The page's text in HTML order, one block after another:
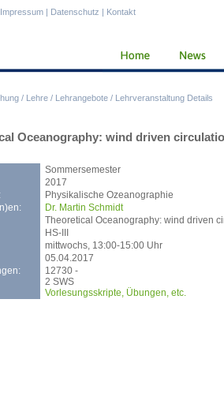
/ Lehre / Lehrangebote / Lehrveranstaltung Details
Impressum | Datenschutz | Kontakt
Oceanography: wind driven
Sommersemester
2017
Physikalische Ozeanographie
Dr. Martin Schmidt
Theoretical Oceanography: wind driven
HS-III
mittwochs, 13:00-15:00 Uhr
05.04.2017
12730 -
2 SWS
Vorlesungsskripte, Übungen, etc.